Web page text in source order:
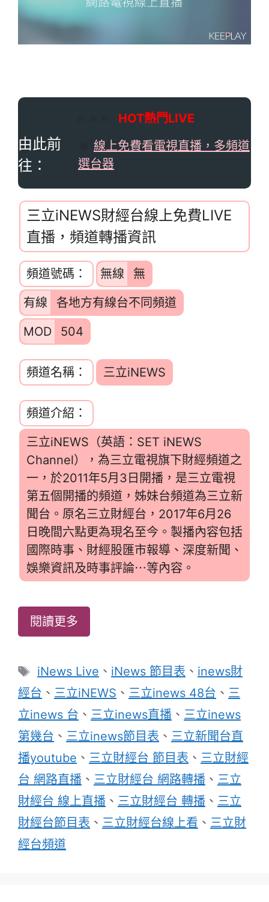
HOT熱門LIVE
由此前
往：
線上免費看電視直播，多頻道
選台器
三立iNEWS財經台線上免費LIVE
直播，頻道轉播資訊
頻道號碼： 無線
無
有線
各地方有線台不同頻道
MOD
504
頻道名稱： 三立iNEWS
頻道介紹：
三立iNEWS（英語：SET iNEWS
Channel），為三立電視旗下財經頻道之
一，於2011年5月3日開播，是三立電視
第五個開播的頻道，姊妹台頻道為三立新
聞台。原名三立財經台，2017年6月26
日晚間六點更為現名至今。製播內容包括
國際時事、財經股匯市報導、深度新聞、
娛樂資訊及時事評論⋯等內容。
閱讀更多
標
籤
iNews Live 、 iNews 節目表 、 inews財
經台 、 三立iNEWS 、 三立inews 48台 、 三
立inews 台 、 三立inews直播 、 三立inews
第幾台 、 三立inews節目表 、 三立新聞台直
播youtube 、 三立財經台 節目表 、 三立財經
台 網路直播 、 三立財經台 網路轉播 、 三立
財經台 線上直播 、 三立財經台 轉播 、 三立
財經台節目表 、 三立財經台線上看 、 三立財
經台頻道